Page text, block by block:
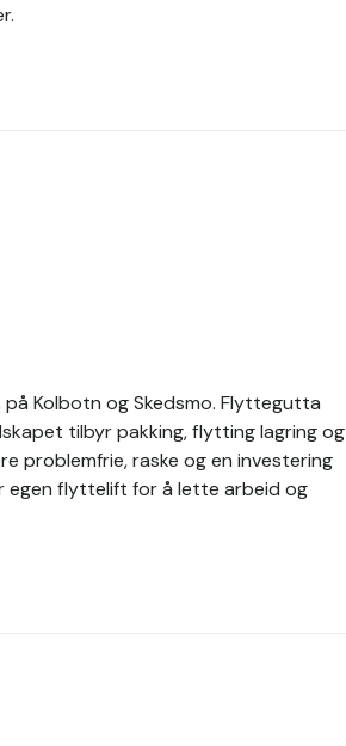
Kolbotn og Skedsmo. Flyttegutta
tilbyr pakking, flytting lagring og
raske og en investering
egen flyttelift for å lette arbeid og